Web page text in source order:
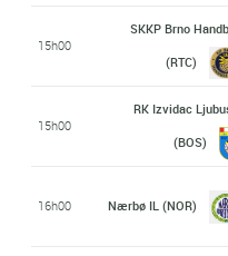
15h00
SKKP Brno
(RTC)
15h00
RK Izvidac
(BOS)
16h00 Nærbø IL (NOR)